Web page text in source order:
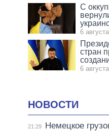
С
6
стран
6
НОВОСТИ
21:29
Немецкое